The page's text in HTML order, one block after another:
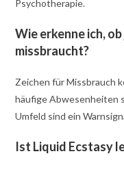
Psychotherapie.
Wie erkenne ich,
missbraucht?
Zeichen für Missbrauch
häufige Abwesenheiten
Umfeld sind ein
Ist Liquid Ecstasy